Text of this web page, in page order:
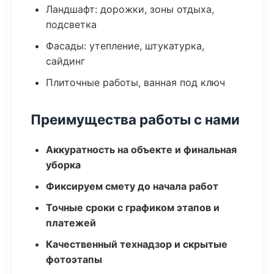
Ландшафт: дорожки, зоны отдыха,
подсветка
Фасады: утепление, штукатурка,
сайдинг
Плиточные работы, ванная под ключ
Преимущества работы с нами
Аккуратность на объекте и финальная
уборка
Фиксируем смету до начала работ
Точные сроки с графиком этапов и
платежей
Качественный технадзор и скрытые
фотоэтапы